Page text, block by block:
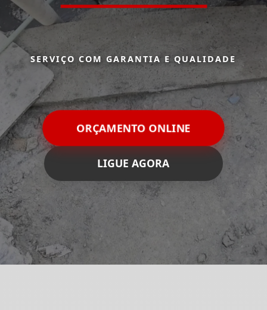
SERVIÇO COM GARANTIA E QUALIDADE
ORÇAMENTO ONLINE
LIGUE AGORA